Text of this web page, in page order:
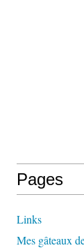
Pages
Links
Mes gâteaux